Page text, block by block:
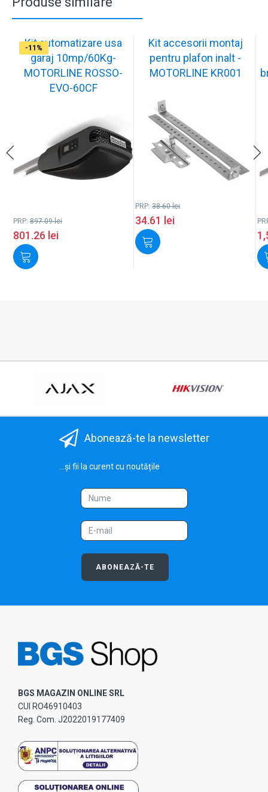
-11%
Kit automatizare usa
garaj 10mp/60Kg-
MOTORLINE ROSSO-
EVO-60CF
PRP: 897.09lei
801.26 lei
-10%
Kit accesorii montaj
pentru plafon inalt -
MOTORLINE KR001
PRP: 38.60lei
34.61 lei
-11%
Abonează-te la newsletter
...și fii la curent cu noutățile
ABONEAZĂ-TE
BGS MAGAZIN ONLINE SRL
CUI RO46910403
Reg. Com. J2022019177409